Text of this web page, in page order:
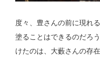
度々、豊さんの前に現れ
塗ることはできるのだろ
けたのは、大藪さんの存在